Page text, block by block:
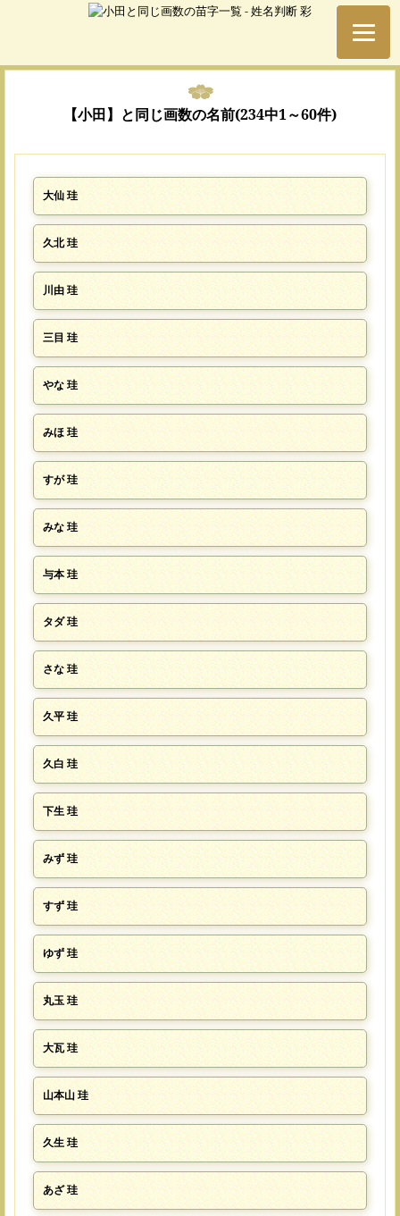
【小田】と同じ画数の名前(234中1～60件)
大仙 珪
久北 珪
川由 珪
三目 珪
やな 珪
みほ 珪
すが 珪
みな 珪
与本 珪
タダ 珪
さな 珪
久平 珪
久白 珪
下生 珪
みず 珪
すず 珪
ゆず 珪
丸玉 珪
大瓦 珪
山本山 珪
久生 珪
あざ 珪